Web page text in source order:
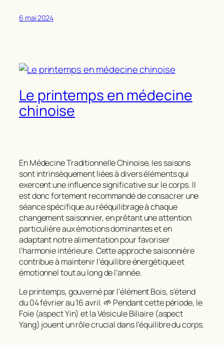
6 mai 2024
Le printemps en médecine
chinoise
En Médecine Traditionnelle Chinoise, les saisons
sont intrinsèquement liées à divers éléments qui
exercent une influence significative sur le corps. Il
est donc fortement recommandé de consacrer une
séance spécifique au rééquilibrage à chaque
changement saisonnier, en prêtant une attention
particulière aux émotions dominantes et en
adaptant notre alimentation pour favoriser
l’harmonie intérieure. Cette approche saisonnière
contribue à maintenir l’équilibre énergétique et
émotionnel tout au long de l’année.
Le printemps, gouverné par l’élément Bois, s’étend
du 04 février au 16 avril. 🌱 Pendant cette période, le
Foie (aspect Yin) et la Vésicule Biliaire (aspect
Yang) jouent un rôle crucial dans l’équilibre du corps.